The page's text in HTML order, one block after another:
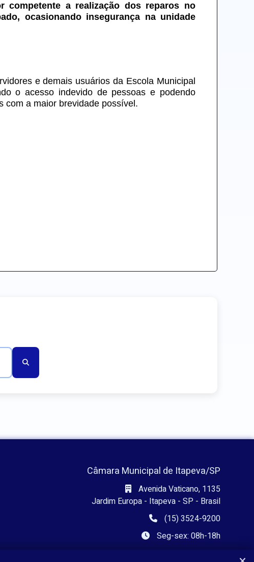
competente a realização dos reparos no
ocasionando insegurança na unidade
e demais usuários da Escola Municipal
o acesso indevido de pessoas e podendo
com a maior brevidade possível.
Câmara Municipal de Itapeva/SP
Avenida Vaticano, 1135
Jardim Europa - Itapeva - SP - Brasil
(15) 3524-9200
Seg-sex: 08h-18h